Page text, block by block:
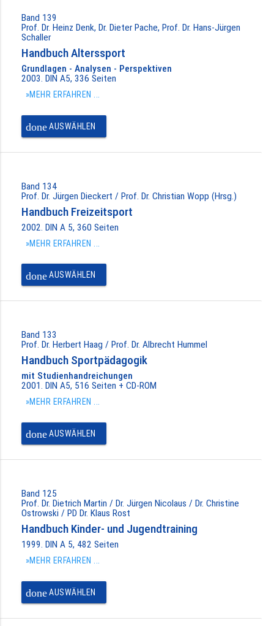
Band 139
Prof. Dr. Heinz Denk, Dr. Dieter Pache, Prof. Dr. Hans-Jürgen
Schaller
Handbuch Alterssport
Grundlagen - Analysen - Perspektiven
2003. DIN A5, 336 Seiten
»MEHR ERFAHREN ...
doneAUSWÄHLEN
Band 134
Prof. Dr. Jürgen Dieckert / Prof. Dr. Christian Wopp (Hrsg.)
Handbuch Freizeitsport
2002. DIN A 5, 360 Seiten
»MEHR ERFAHREN ...
doneAUSWÄHLEN
Band 133
Prof. Dr. Herbert Haag / Prof. Dr. Albrecht Hummel
Handbuch Sportpädagogik
mit Studienhandreichungen
2001. DIN A5, 516 Seiten + CD-ROM
»MEHR ERFAHREN ...
doneAUSWÄHLEN
Band 125
Prof. Dr. Dietrich Martin / Dr. Jürgen Nicolaus / Dr. Christine
Ostrowski / PD Dr. Klaus Rost
Handbuch Kinder- und Jugendtraining
1999. DIN A 5, 482 Seiten
»MEHR ERFAHREN ...
doneAUSWÄHLEN